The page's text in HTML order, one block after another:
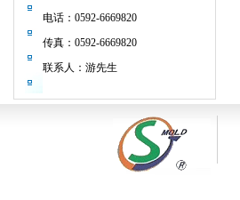
电话：0592-6669820
传真：0592-6669820
联系人：游先生